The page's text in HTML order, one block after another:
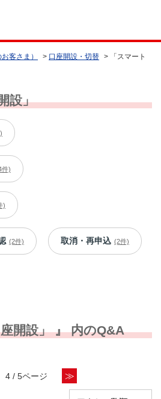
客さま） > 口座開設・切替 >
「スマート
設」
件)
)
(2件) 取消・再申込 (2件)
開設」 』 内のQ&A
4 / 5ページ ≫